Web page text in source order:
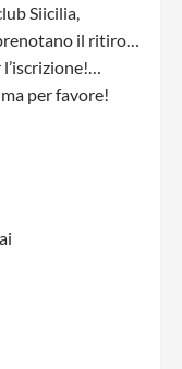
Siicilia,
il ritiro…
per favore!